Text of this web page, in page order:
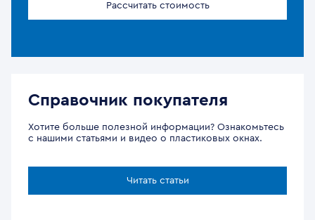
Рассчитать стоимость
Справочник покупателя
Хотите больше полезной информации? Ознакомьтесь
с нашими статьями и видео о пластиковых окнах.
Читать статьи